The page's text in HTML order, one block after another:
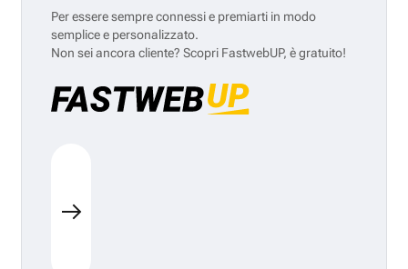
Per essere sempre connessi e premiarti in modo
semplice e personalizzato.
Non sei ancora cliente? Scopri FastwebUP, è gratuito!